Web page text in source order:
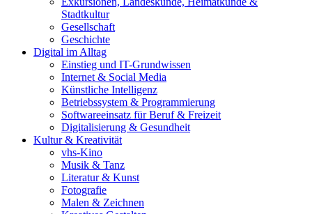
Stadtkultur
Gesellschaft
Geschichte
Digital im Alltag
Einstieg und IT-Grundwissen
Internet & Social Media
Künstliche Intelligenz
Betriebssystem & Programmierung
Softwareeinsatz für Beruf & Freizeit
Digitalisierung & Gesundheit
Kultur & Kreativität
vhs-Kino
Musik & Tanz
Literatur & Kunst
Fotografie
Malen & Zeichnen